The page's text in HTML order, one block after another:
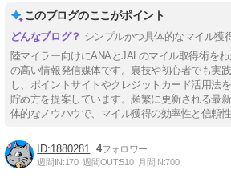
このブログのここがポイント
シンプルかつ具体的なマイル獲
陸マイラー向けにANAとJALのマイル取得術を
の高い情報発信媒体です。裏技や初心者でも実
し、ポイントサイトやクレジットカード活用法
貯め方を提案しています。頻繁に更新される最
体的なノウハウで、マイル獲得の効率性と信頼
1880281 4
週間IN:170 週間OUT:510 月間IN:700